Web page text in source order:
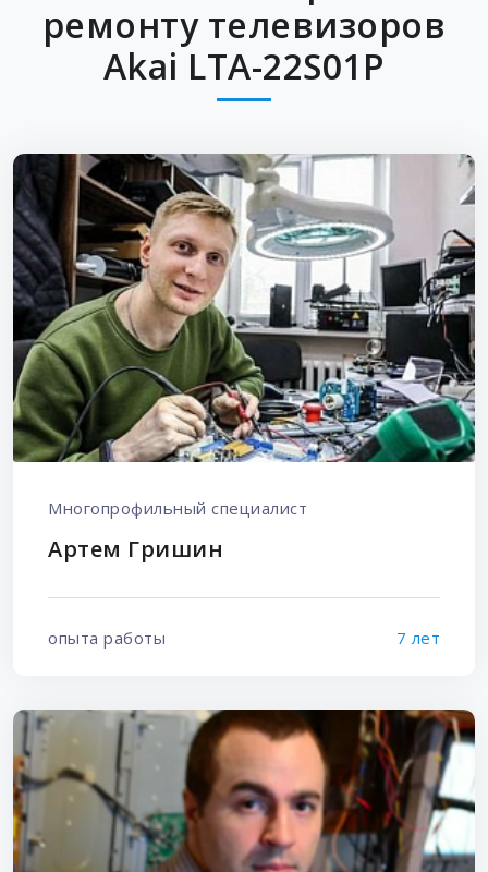
ремонту телевизоров
Akai LTA-22S01P
Многопрофильный специалист
Артем Гришин
опыта работы 7 лет